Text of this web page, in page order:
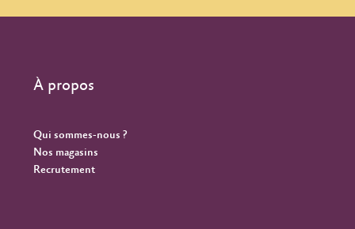
À propos
Qui sommes-nous ?
Nos magasins
Recrutement